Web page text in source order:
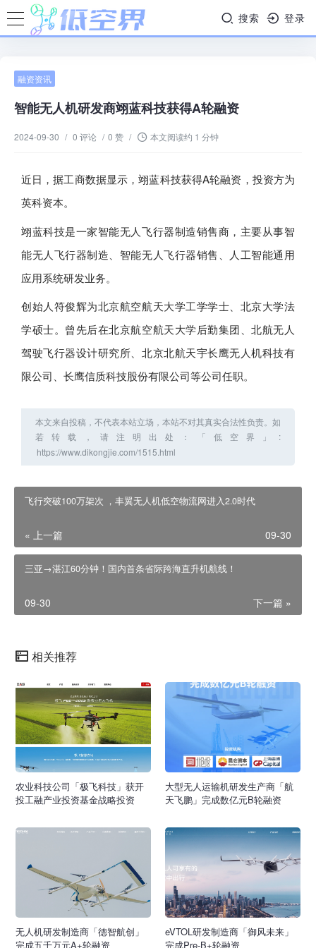
搜索 登录
融资资讯
智能无人机研发商翊蓝科技获得A轮融资
2024-09-30 / 0 评论 / 0 赞 / 本文阅读约 1 分钟
近日，据工商数据显示，翊蓝科技获得A轮融资，投资方为
英科资本。
翊蓝科技是一家智能无人飞行器制造销售商，主要从事智
能无人飞行器制造、智能无人飞行器销售、人工智能通用
应用系统研发业务。
创始人符俊辉为北京航空航天大学工学学士、北京大学法
学硕士。曾先后在北京航空航天大学后勤集团、北航无人
驾驶飞行器设计研究所、北京北航天宇长鹰无人机科技有
限公司、长鹰信质科技股份有限公司等公司任职。
本文来自投稿，不代表本站立场，本站不对其真实合法性负责。如
若转载，请注明出处：「低空界」:
飞行突破100万架次 ，丰翼无人机低空物流网进入2.0时代
« 上一篇 09-30
三亚→湛江60分钟！国内首条省际跨海直升机航线！
下一篇 »
09-30
相关推荐
农业科技公司「极飞科技」获开
投工融产业投资基金战略投资
大型无人运输机研发生产商「航
天飞鹏」完成数亿元B轮融资
无人机研发制造商「德智航创」
完成五千万元A+轮融资
eVTOL研发制造商「御风未来」
完成Pre-B+轮融资